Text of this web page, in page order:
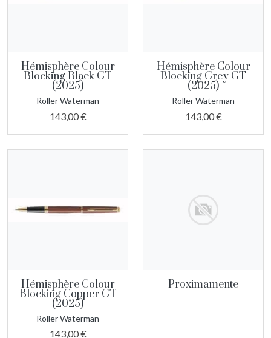
Hémisphère Colour
Blocking Black GT
(2025)
Roller Waterman
143,00 €
Hémisphère Colour
Blocking Grey GT
(2025)
Roller Waterman
143,00 €
Hémisphère Colour
Blocking Copper GT
(2025)
Roller Waterman
143,00 €
Proximamente